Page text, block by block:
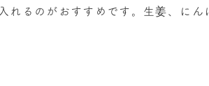
るのがおすすめです。生姜、にん